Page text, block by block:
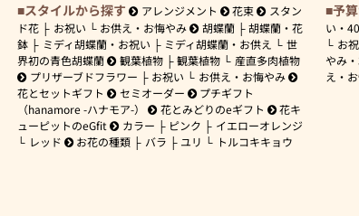
スタイルから探す アレンジメント 花束
スタン
ド花
お祝い お供え・お悔やみ 胡蝶蘭
胡蝶蘭・花
鉢
ミディ胡蝶蘭・お祝い ミディ胡蝶蘭・お供え
世
界初の青色胡蝶蘭
観葉植物 観葉植物
産直多肉植物
プリザーブドフラワー
お祝い
お供え・お悔やみ
花とセットギフト
セミオーダー
プチギフト
（hanamore -ハナモア-）
花とみどりのeギフト
花キ
ューピットのeGfit
カラー ピンク
イエローオレンジ
レッド
お花の種類 バラ ユリ トルコキキョウ
予
い・
お
やみ・
え・